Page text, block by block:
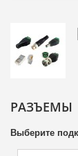
РАЗЪЕМЫ
Выберите